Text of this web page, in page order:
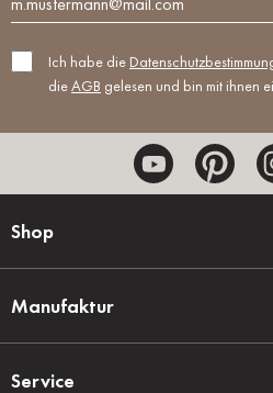
Ich habe die
dieAGB gelesen und bin mit ihnen
Shop
Manufaktur
Service